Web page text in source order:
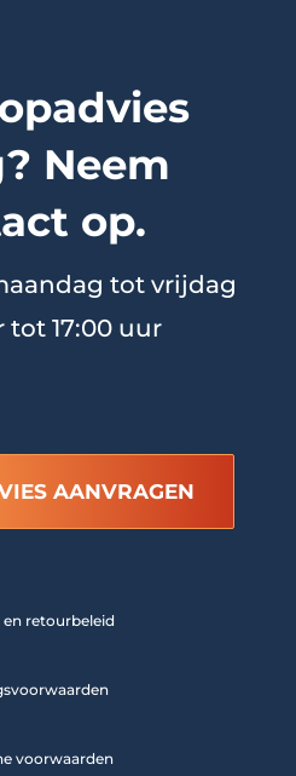
Neem
op.
tot vrijdag
tot 17:00 uur
AANVRAGEN
en retourbeleid
voorwaarden